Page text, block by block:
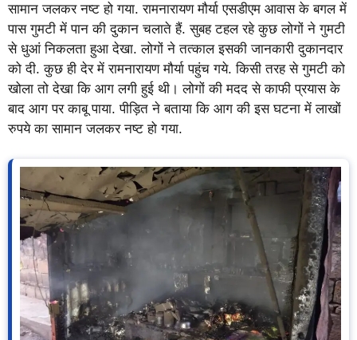
सामान जलकर नष्ट हो गया. रामनारायण मौर्या एसडीएम आवास के बगल में
पास गुमटी में पान की दुकान चलाते हैं. सुबह टहल रहे कुछ लोगों ने गुमटी
से धुआं निकलता हुआ देखा. लोगों ने तत्काल इसकी जानकारी दुकानदार
को दी. कुछ ही देर में रामनारायण मौर्या पहुंच गये. किसी तरह से गुमटी को
खोला तो देखा कि आग लगी हुई थी। लोगों की मदद से काफी प्रयास के
बाद आग पर काबू पाया. पीड़ित ने बताया कि आग की इस घटना में लाखों
रुपये का सामान जलकर नष्ट हो गया.